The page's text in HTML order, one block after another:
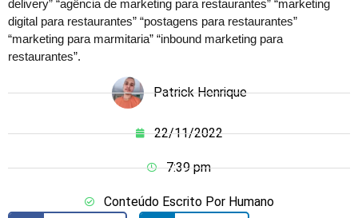
delivery” “agência de marketing para restaurantes” “marketing
digital para restaurantes” “postagens para restaurantes”
“marketing para marmitaria” “inbound marketing para
restaurantes”.
Patrick Henrique
22/11/2022
7:39 pm
Conteúdo Escrito Por Humano